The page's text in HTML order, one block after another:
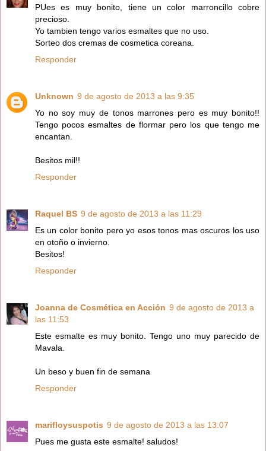
PUes es muy bonito, tiene un color marroncillo cobre
precioso.
Yo tambien tengo varios esmaltes que no uso.
Sorteo dos cremas de cosmetica coreana.
Responder
Unknown 9 de agosto de 2013 a las 9:35
Yo no soy muy de tonos marrones pero es muy bonito!!
Tengo pocos esmaltes de flormar pero los que tengo me
encantan.
Besitos mil!!
Responder
Raquel BS 9 de agosto de 2013 a las 11:29
Es un color bonito pero yo esos tonos mas oscuros los uso
en otoño o invierno.
Besitos!
Responder
Joanna de Cosmética en Acción 9 de agosto de 2013 a
las 11:53
Este esmalte es muy bonito. Tengo uno muy parecido de
Mavala.
Un beso y buen fin de semana
Responder
marifloysuspotis 9 de agosto de 2013 a las 13:07
Pues me gusta este esmalte! saludos!